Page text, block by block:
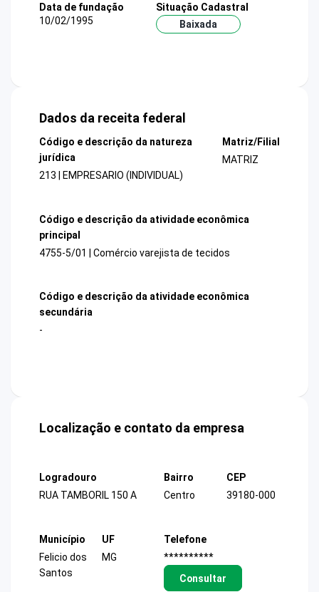
Data de fundação
10/02/1995
Situação Cadastral
Baixada
Dados da receita federal
Código e descrição da natureza
jurídica
213 | EMPRESARIO (INDIVIDUAL)
Matriz/Filial
MATRIZ
Código e descrição da atividade econômica
principal
4755-5/01 | Comércio varejista de tecidos
Código e descrição da atividade econômica
secundária
-
Localização e contato da empresa
Logradouro
RUA TAMBORIL 150 A
Bairro
Centro
CEP
39180-000
Município
Felicio dos
Santos
UF
MG
Telefone
**********
Consultar